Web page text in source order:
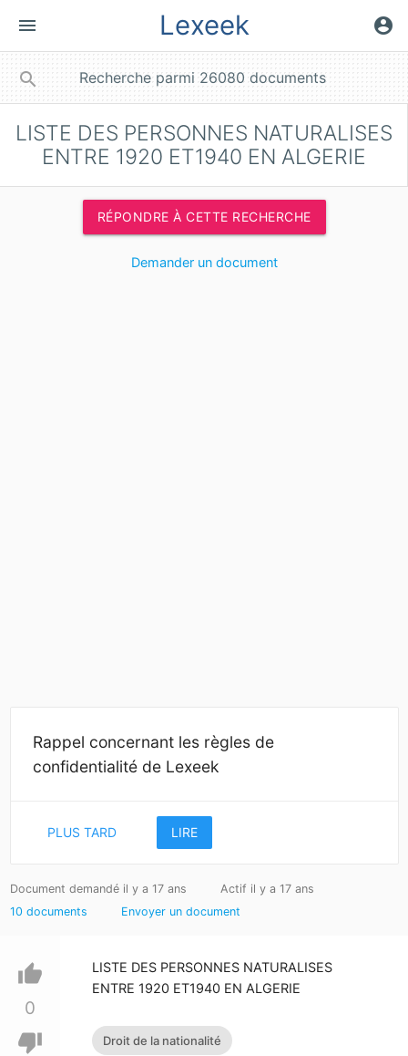
menu Lexeek account_circle
search
LISTE DES PERSONNES NATURALISES
ENTRE 1920 ET1940 EN ALGERIE
RÉPONDRE À CETTE RECHERCHE
Demander un document
Rappel concernant les règles de
confidentialité de Lexeek
PLUS TARD LIRE
Document demandé il y a 17 ans
Actif il y a 17 ans
10 documents
Envoyer un document
thumb_up
0
thumb_down
LISTE DES PERSONNES NATURALISES
ENTRE 1920 ET1940 EN ALGERIE
Droit de la nationalité